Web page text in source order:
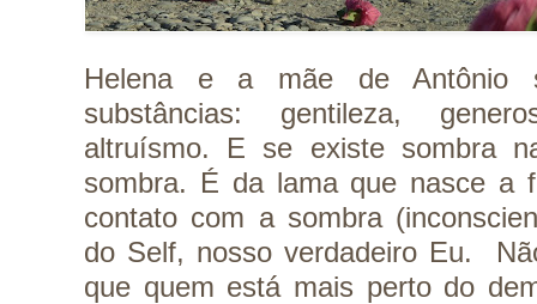
Helena e a mãe de Antônio
substâncias: gentileza,
altruísmo. E se existe sombra
sombra. É da lama que nasce a
contato com a sombra
do Self, nosso verdadeiro Eu.
que quem está mais perto do